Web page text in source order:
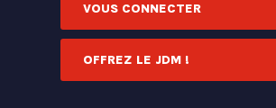
VOUS CONNECTER
OFFREZ LE JDM !